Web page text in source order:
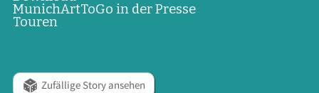
MunichArtToGo in der Presse
Touren
Zufällige Story ansehen